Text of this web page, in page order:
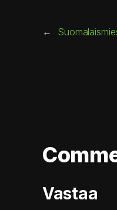
←
Vastaa